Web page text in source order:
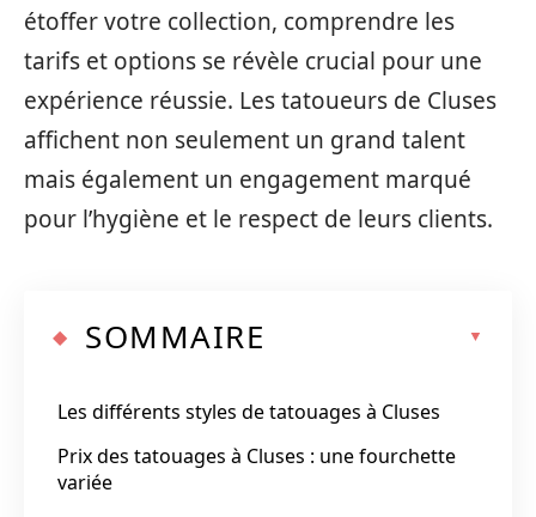
étoffer votre collection, comprendre les
tarifs et options se révèle crucial pour une
expérience réussie. Les tatoueurs de Cluses
affichent non seulement un grand talent
mais également un engagement marqué
pour l’hygiène et le respect de leurs clients.
SOMMAIRE
Les différents styles de tatouages à Cluses
Prix des tatouages à Cluses : une fourchette
variée